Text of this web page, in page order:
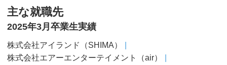
主な就職先
2025年3月卒業生実績
株式会社アイランド（SHIMA）
株式会社エアーエンターテイメント（air）